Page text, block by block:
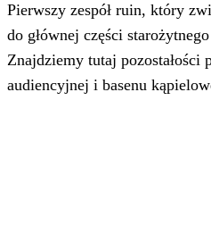
Pierwszy zespół ruin, który
do głównej części
Znajdziemy tutaj pozostałości
audiencyjnej i basenu